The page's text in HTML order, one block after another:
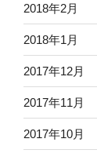
2018年2月
2018年1月
2017年12月
2017年11月
2017年10月